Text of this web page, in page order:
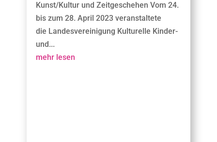
Kunst/Kultur und Zeitgeschehen Vom 24.
bis zum 28. April 2023 veranstaltete
die Landesvereinigung Kulturelle Kinder-
und...
mehr lesen